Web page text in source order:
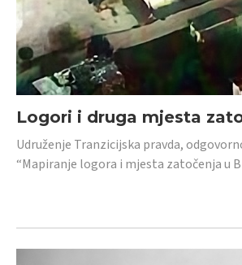
Logori i druga mjesta
Udruženje Tranzicijska pravda,
“Mapiranje logora i mjesta zatočenja u